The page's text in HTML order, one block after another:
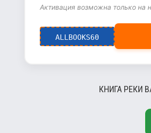
Активация возможна только на
ALLBOOKS60
КНИГА РЕКИ